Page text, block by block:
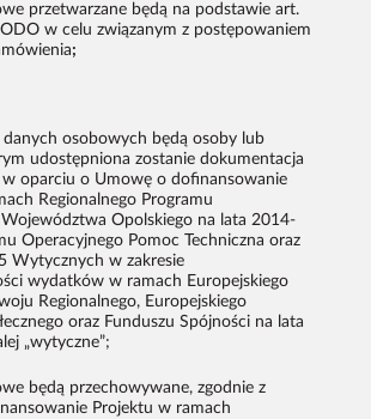
przetwarzane będą na podstawie art.
w celu związanym z postępowaniem
;
osobowych będą osoby lub
udostępniona zostanie dokumentacja
oparciu o Umowę o dofinansowanie
Regionalnego Programu
Opolskiego na lata 2014-
Operacyjnego Pomoc Techniczna oraz
Wytycznych w zakresie
wydatków w ramach Europejskiego
Regionalnego, Europejskiego
oraz Funduszu Spójności na lata
„wytyczne”;
będą przechowywane, zgodnie z
Projektu w ramach